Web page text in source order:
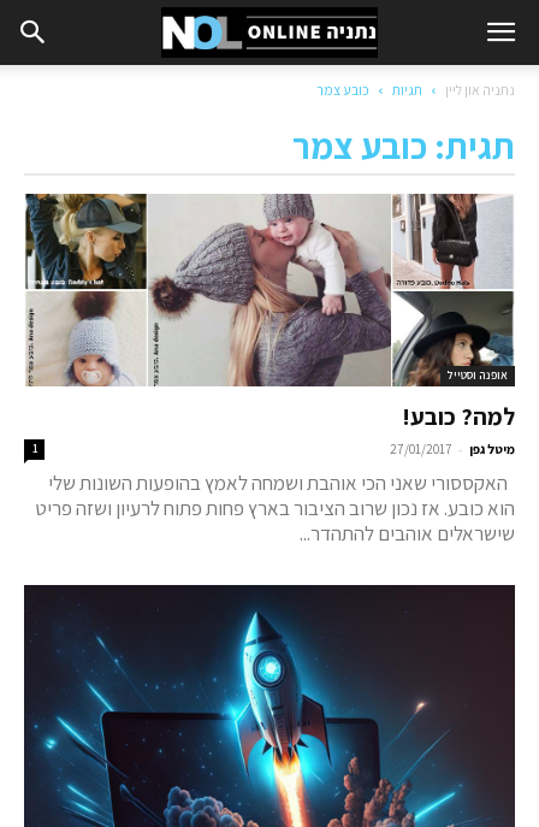
נתניה און ליין תגיות כובע צמר
תגית: כובע צמר
אופנה וסטייל
למה? כובע!
מיטל גפן -
27/01/2017
1
האקססורי שאני הכי אוהבת ושמחה לאמץ בהופעות השונות שלי
הוא כובע. אז נכון שרוב הציבור בארץ פחות פתוח לרעיון ושזה פריט
שישראלים אוהבים להתהדר...